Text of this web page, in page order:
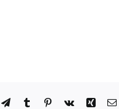
TelegramTumblr Pinterest
Vk Xing